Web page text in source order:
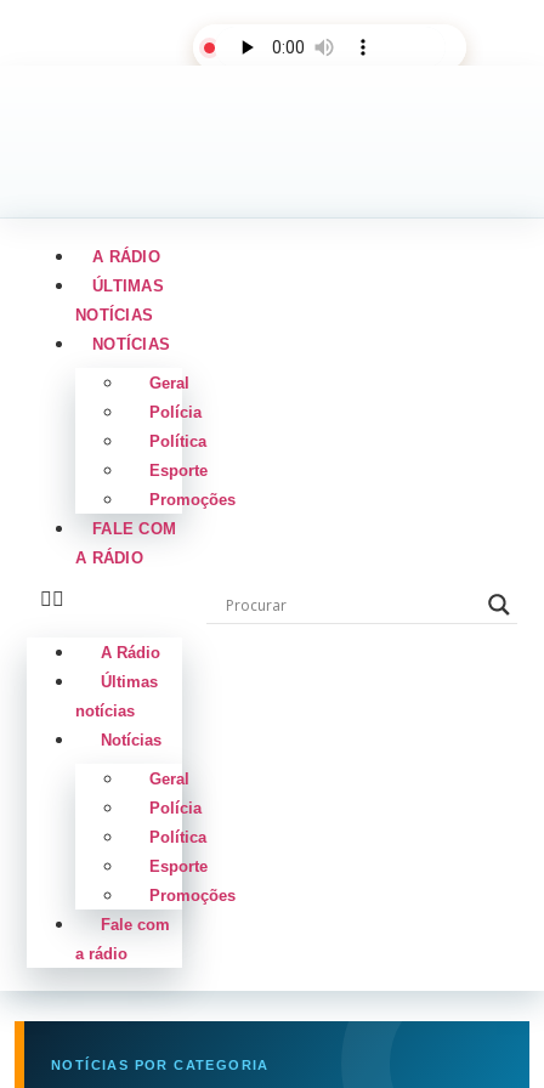
A RÁDIO
ÚLTIMAS
NOTÍCIAS
NOTÍCIAS
Geral
Polícia
Política
Esporte
Promoções
FALE COM
A RÁDIO
A Rádio
Últimas
notícias
Notícias
Geral
Polícia
Política
Esporte
Promoções
Fale com
a rádio
NOTÍCIAS POR CATEGORIA